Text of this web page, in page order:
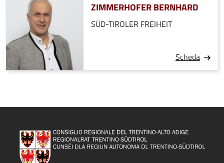
ZIMMERHOFER BERNHARD
SÜD-TIROLER FREIHEIT
Scheda